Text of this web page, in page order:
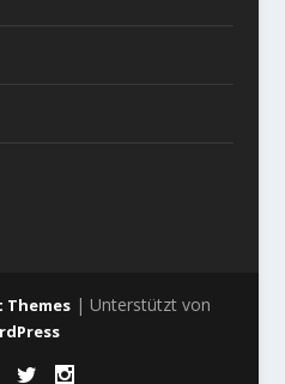
Themes| Unterstützt von